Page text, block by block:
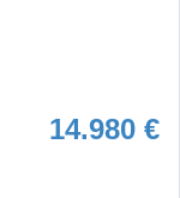
14.980 €